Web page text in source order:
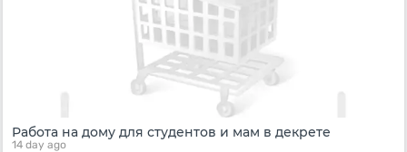
Работа на дому для студентов и мам в декрете
14 day ago